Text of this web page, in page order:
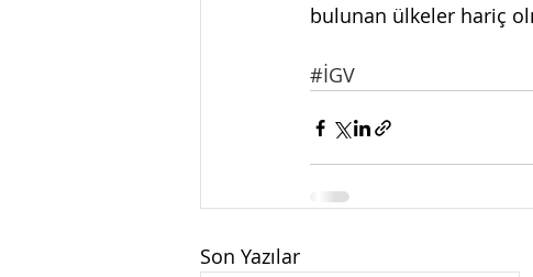
bulunan ülkeler hariç
#İGV
Son Yazılar